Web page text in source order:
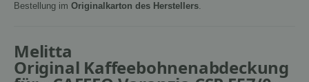
Bestellung im Originalkarton des Herstellers.
Melitta
Original Kaffeebohnenabdeckung